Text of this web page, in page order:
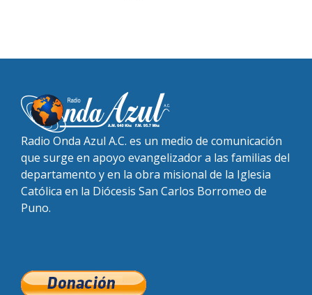
Radio Onda Azul A.C. es un medio de comunicación
que surge en apoyo evangelizador a las familias del
departamento y en la obra misional de la Iglesia
Católica en la Diócesis San Carlos Borromeo de
Puno.